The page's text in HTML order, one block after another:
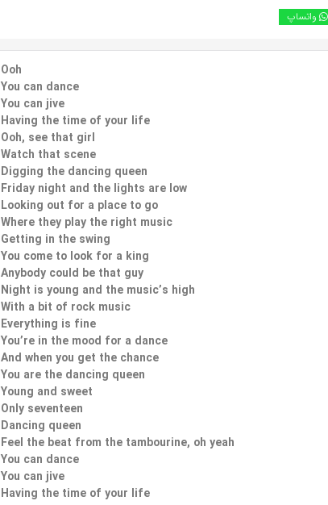
واتساپ
Ooh
You can dance
You can jive
Having the time of your life
Ooh, see that girl
Watch that scene
Digging the dancing queen
Friday night and the lights are low
Looking out for a place to go
Where they play the right music
Getting in the swing
You come to look for a king
Anybody could be that guy
Night is young and the music’s high
With a bit of rock music
Everything is fine
You’re in the mood for a dance
And when you get the chance
You are the dancing queen
Young and sweet
Only seventeen
Dancing queen
Feel the beat from the tambourine, oh yeah
You can dance
You can jive
Having the time of your life